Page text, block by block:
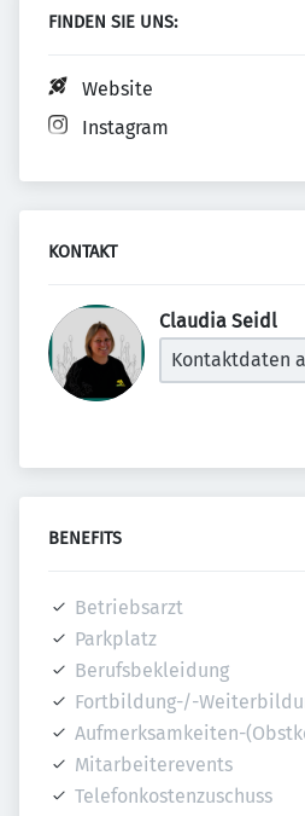
FINDEN SIE UNS:
Website
Instagram
KONTAKT
Claudia Seidl
Kontaktdaten
BENEFITS
Betriebsarzt
Parkplatz
Berufsbekleidung
Fortbildung-/-
Aufmerksamkeiten-
Mitarbeiterevents
Telefonkostenzuschuss